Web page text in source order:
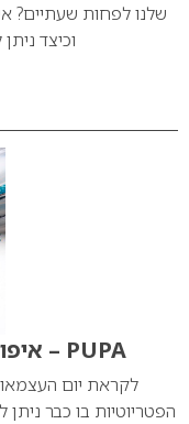
שלנו לפחות שעתיים?
וכיצד
PUPA – איפור פטריוטי ליום העצמאות
הפטריוטיות בו כבר